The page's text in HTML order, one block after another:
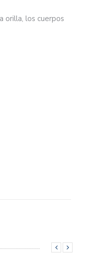
orilla, los cuerpos